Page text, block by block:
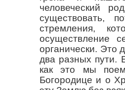
человеческий
существовать,
стремления,
осуществление
органически. Это
два разных пути.
как это мы
Богородице и о